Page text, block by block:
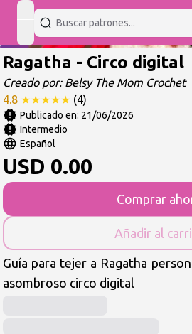
open navigation menu
Ragatha - Circo digital
Creado por: Belsy The Mom Crochet
4.8 ★★★★★ (4)
Publicado en: 21/06/2026
Intermedio
Español
USD 0.00
Comprar
Añadir al
Guía para tejer a Ragatha
asombroso circo digital